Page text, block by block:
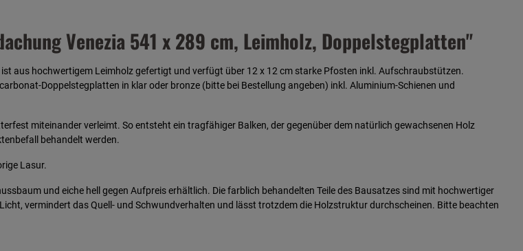
Venezia 541 x 289 cm, Leimholz, Doppelstegplatten"
ist aus hochwertigem Leimholz gefertigt und verfügt über 12 x 12 cm starke Pfosten inkl. Aufschraubstützen.
Doppelstegplatten in klar oder bronze (bitte bei Bestellung angeben) inkl. Aluminium-Schienen und
miteinander verleimt. So entsteht ein tragfähiger Balken, der gegenüber dem natürlich gewachsenen Holz
behandelt werden.
Lasur.
und eiche hell gegen Aufpreis erhältlich. Die farblich behandelten Teile des Bausatzes sind mit hochwertiger
vermindert das Quell- und Schwundverhalten und lässt trotzdem die Holzstruktur durchscheinen. Bitte beachten